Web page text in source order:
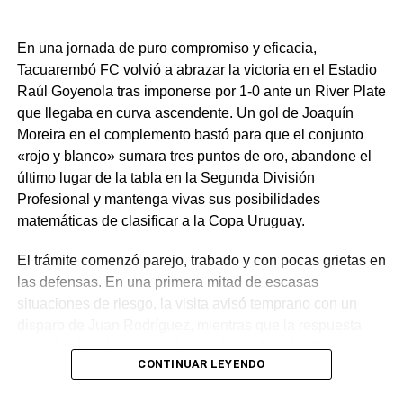
En una jornada de puro compromiso y eficacia,
Tacuarembó FC volvió a abrazar la victoria en el Estadio
Raúl Goyenola tras imponerse por 1-0 ante un River Plate
que llegaba en curva ascendente. Un gol de Joaquín
Moreira en el complemento bastó para que el conjunto
«rojo y blanco» sumara tres puntos de oro, abandone el
último lugar de la tabla en la Segunda División
Profesional y mantenga vivas sus posibilidades
matemáticas de clasificar a la Copa Uruguay.
El trámite comenzó parejo, trabado y con pocas grietas en
las defensas. En una primera mitad de escasas
situaciones de riesgo, la visita avisó temprano con un
local llegó en los pies del colombiano Nicolás González,
quien tras un pivoteo del brasileño Lucao elevó su remate
CONTINUAR LEYENDO